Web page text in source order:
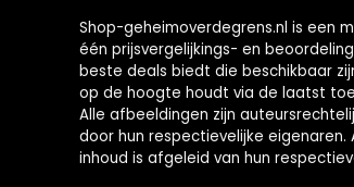
Shop-geheimoverdegrens.nl is een
één prijsvergelijkings- en
beste deals biedt die beschikbaar
op de hoogte houdt via de laatst
Alle afbeeldingen zijn
door hun respectievelijke eigenaren.
inhoud is afgeleid van hun